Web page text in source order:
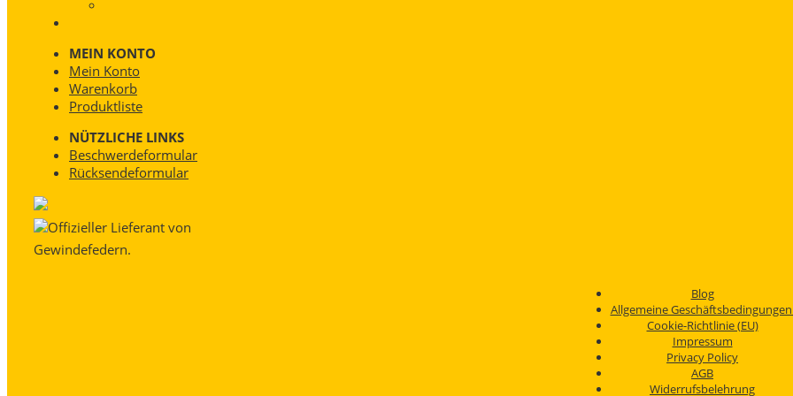
MEIN KONTO
Mein Konto
Warenkorb
Produktliste
NÜTZLICHE LINKS
Beschwerdeformular
Rücksendeformular
Offizieller Lieferant von
Gewindefedern.
Blog
Allgemeine
Cookie-Richtlinie (EU)
Impressum
Privacy Policy
AGB
Widerrufsbelehrung